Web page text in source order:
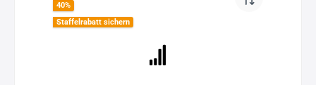
40%
Staffelrabatt sichern